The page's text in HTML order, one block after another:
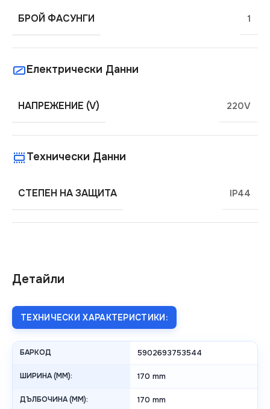
Детайли
ТЕХНИЧЕСКИ ХАРАКТЕРИСТИКИ:
БАРКОД 5902693753544
ШИРИНА (MM): 170 mm
ДЪЛБОЧИНА (MM): 170 mm
БРОЙ ФАСУНГИ 1
Електрически Данни
НАПРЕЖЕНИЕ (V) 220V
Технически Данни
СТЕПЕН НА ЗАЩИТА IP44